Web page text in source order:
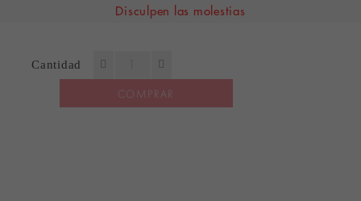
Disculpen las molestias
Cantidad
COMPRAR